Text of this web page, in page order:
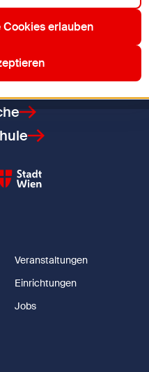
Veranstaltungen
Einrichtungen
Jobs
erlauben